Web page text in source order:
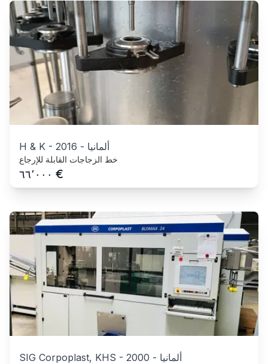
H & K - 2016 - ألمانيا
خط الزجاجات القابلة للإرجاع
٦٦٬٠٠٠ €
SIG Corpoplast, KHS - 2000 - ألمانيا